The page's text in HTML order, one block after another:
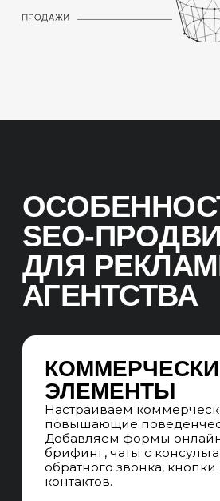
РЕКЛАМНОГО
01. WEB-АНАЛИТИКА
БРИФИНГ
Проводим глубинное интервью и
погружаемся в тематику и целевую
аудиторию сайта услуг, оцениваем
потенциал и цели, определяем
SEO-АУДИТ САЙТА
Проверяем сайт по чек-листу из 300
пунктов по техническим,
коммерческим, текстовым, внешним,
доменным и поведенческим факторам
ранжирования, ищем точки роста
проекта.